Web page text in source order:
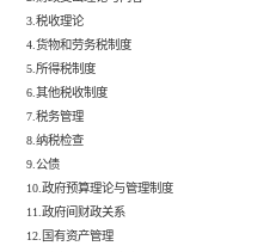
3.税收理论
4.货物和劳务税制度
5.所得税制度
6.其他税收制度
7.税务管理
8.纳税检查
9.公债
10.政府预算理论与管理制度
11.政府间财政关系
12.国有资产管理